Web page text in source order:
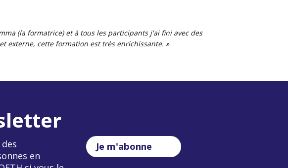
(la formatrice) et à tous les participants j'ai fini avec des
externe, cette formation est très enrichissante. »
en
Je m'abonne